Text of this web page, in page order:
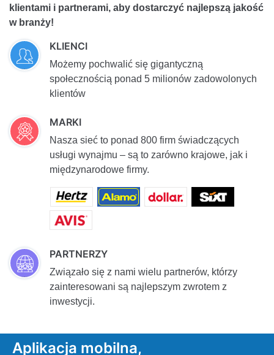
klientami i partnerami, aby dostarczyć najlepszą jakość
w branży!
KLIENCI
Możemy pochwalić się gigantyczną
społecznością ponad 5 milionów zadowolonych
klientów
MARKI
Nasza sieć to ponad 800 firm świadczących
usługi wynajmu – są to zarówno krajowe, jak i
międzynarodowe firmy.
PARTNERZY
Związało się z nami wielu partnerów, którzy
zainteresowani są najlepszym zwrotem z
inwestycji.
Aplikacja mobilna,